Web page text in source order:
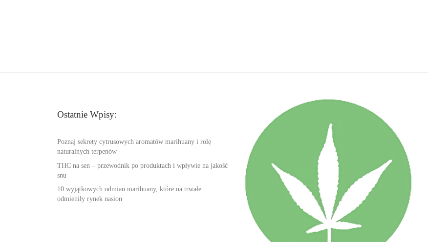
Ostatnie Wpisy:
Poznaj sekrety cytrusowych aromatów marihuany i rolę
naturalnych terpenów
THC na sen – przewodnik po produktach i wpływie na jakość
snu
10 wyjątkowych odmian marihuany, które na trwałe
odmieniły rynek nasion